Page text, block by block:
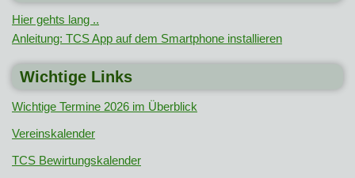
Hier gehts lang ..
Anleitung: TCS App auf dem Smartphone installieren
Wichtige Links
Wichtige Termine 2026 im Überblick
Vereinskalender
TCS Bewirtungskalender